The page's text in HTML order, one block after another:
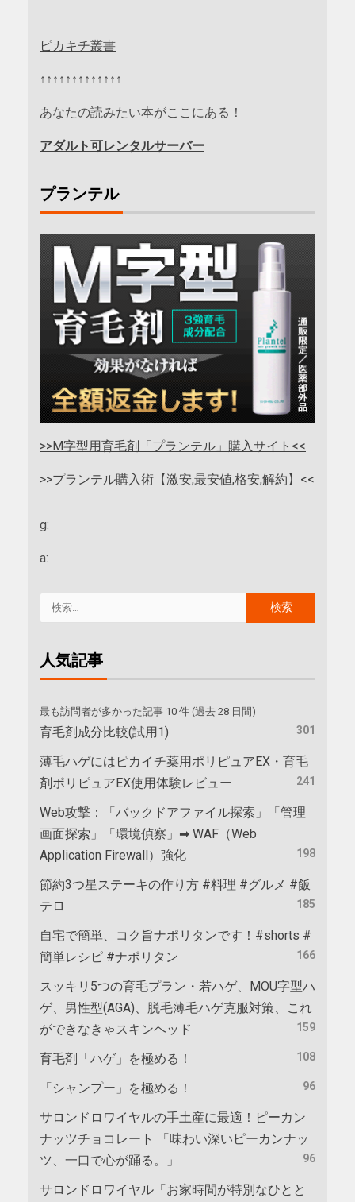
ピカキチ叢書
↑↑↑↑↑↑↑↑↑↑↑↑↑
あなたの読みたい本がここにある！
アダルト可レンタルサーバー
プランテル
>>M字型用育毛剤「プランテル」購入サイト<<
>>プランテル購入術【激安,最安値,格安,解約】<<
g:
a:
人気記事
最も訪問者が多かった記事 10 件 (過去 28 日間)
育毛剤成分比較(試用1) 301
薄毛ハゲにはピカイチ薬用ポリピュアEX・育毛
剤ポリピュアEX使用体験レビュー
241
Web攻撃：「バックドアファイル探索」「管理
画面探索」「環境偵察」➡ WAF（Web
Application Firewall）強化
198
節約3つ星ステーキの作り方 #料理 #グルメ #飯
テロ
185
自宅で簡単、コク旨ナポリタンです！#shorts #
簡単レシピ #ナポリタン
166
スッキリ5つの育毛プラン・若ハゲ、MOU字型ハ
ゲ、男性型(AGA)、脱毛薄毛ハゲ克服対策、これ
ができなきゃスキンヘッド
159
育毛剤「ハゲ」を極める！ 108
「シャンプー」を極める！ 96
サロンドロワイヤルの手土産に最適！ピーカン
ナッツチョコレート 「味わい深いピーカンナッ
ツ、一口で心が踊る。」
96
サロンドロワイヤル「お家時間が特別なひとと